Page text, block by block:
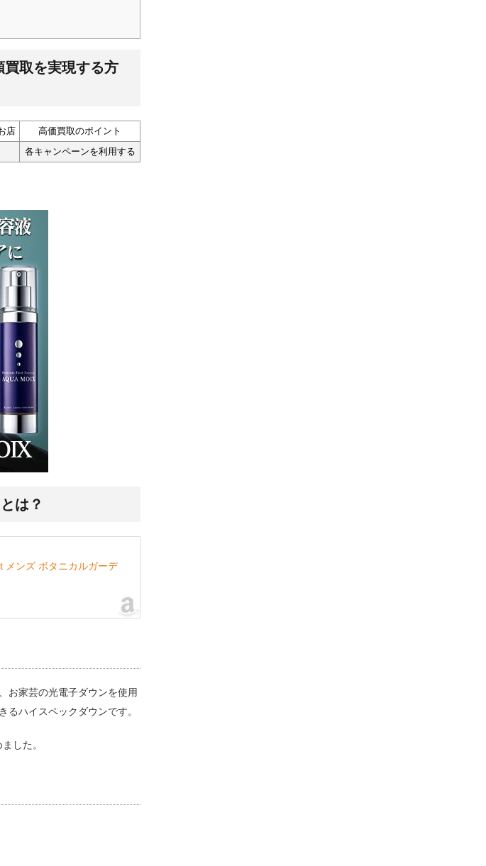
買取を実現する方
店
高価買取のポイント
各キャンペーンを利用する
は？
メンズ ボタニカルガーデ
お家芸の光電子ダウンを使用
るハイスペックダウンです。
した。